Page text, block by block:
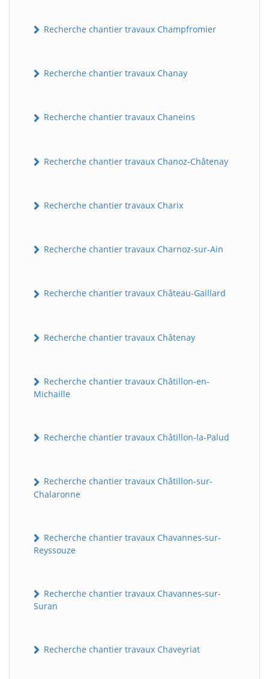
Recherche chantier travaux Champfromier
Recherche chantier travaux Chanay
Recherche chantier travaux Chaneins
Recherche chantier travaux Chanoz-Châtenay
Recherche chantier travaux Charix
Recherche chantier travaux Charnoz-sur-Ain
Recherche chantier travaux Château-Gaillard
Recherche chantier travaux Châtenay
Recherche chantier travaux Châtillon-en-
Michaille
Recherche chantier travaux Châtillon-la-Palud
Recherche chantier travaux Châtillon-sur-
Chalaronne
Recherche chantier travaux Chavannes-sur-
Reyssouze
Recherche chantier travaux Chavannes-sur-
Suran
Recherche chantier travaux Chaveyriat